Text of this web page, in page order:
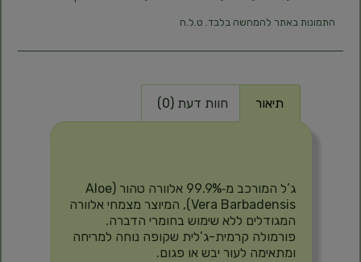
התמונות באתר להמחשה בלבד. ט.ל.ח
תיאור חוות דעת (0)
ג’ל המורכב מ‑99.9% אלוורה טהור (Aloe
Vera Barbadensis), המיוצר מצמחי אלוורה
המגודלים ללא שימוש בחומרי הדברה.
פורמולה קרמית-ג’לית שקופה נוחה למריחה
ומתאימה לעור יבש או פגום.